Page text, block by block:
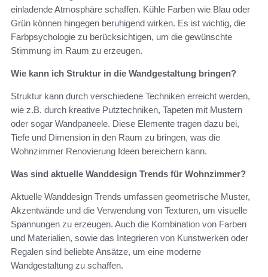
einladende Atmosphäre schaffen. Kühle Farben wie Blau oder
Grün können hingegen beruhigend wirken. Es ist wichtig, die
Farbpsychologie zu berücksichtigen, um die gewünschte
Stimmung im Raum zu erzeugen.
Wie kann ich Struktur in die Wandgestaltung bringen?
Struktur kann durch verschiedene Techniken erreicht werden,
wie z.B. durch kreative Putztechniken, Tapeten mit Mustern
oder sogar Wandpaneele. Diese Elemente tragen dazu bei,
Tiefe und Dimension in den Raum zu bringen, was die
Wohnzimmer Renovierung Ideen bereichern kann.
Was sind aktuelle Wanddesign Trends für Wohnzimmer?
Aktuelle Wanddesign Trends umfassen geometrische Muster,
Akzentwände und die Verwendung von Texturen, um visuelle
Spannungen zu erzeugen. Auch die Kombination von Farben
und Materialien, sowie das Integrieren von Kunstwerken oder
Regalen sind beliebte Ansätze, um eine moderne
Wandgestaltung zu schaffen.